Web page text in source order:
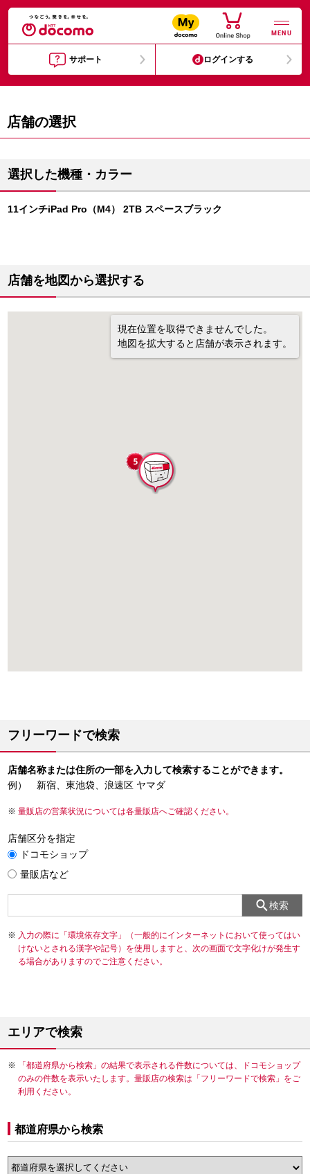
MENU
サポート ログインする
店舗の選択
選択した機種・カラー
11インチiPad Pro（M4） 2TB スペースブラック
店舗を地図から選択する
現在位置を取得できませんでした。
地図を拡大すると店舗が表示されます。
フリーワードで検索
店舗名称または住所の一部を入力して検索することができます。
例） 新宿、東池袋、浪速区 ヤマダ
量販店の営業状況については各量販店へご確認ください。
店舗区分を指定
ドコモショップ
量販店など
検索
入力の際に「環境依存文字」（一般的にインターネットにおいて使ってはい
けないとされる漢字や記号）を使用しますと、次の画面で文字化けが発生す
る場合がありますのでご注意ください。
エリアで検索
「都道府県から検索」の結果で表示される件数については、ドコモショップ
のみの件数を表示いたします。量販店の検索は「フリーワードで検索」をご
利用ください。
都道府県から検索